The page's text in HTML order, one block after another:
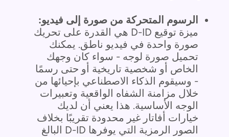
الرسوم المتحركة من صورة إلى فيديو:
ميزة توقيع D-ID هي القدرة على تحريك
صورة واحدة في فيديو ناطق. يمكنك
تحميل صورة لوجه - سواء كان وجهك
الخاص أو شخصية تاريخية أو حتى رسمًا
- وسيقوم الذكاء الاصطناعي بإحيائها من
خلال مزامنة الشفاه الواقعية وتعبيرات
الوجه الأساسية. هذا يعني أن لديك
خيارات أفاتار غير محدودة تقريبًا بخلاف
الصور الرمزية التي يوفرها D-ID البالغ